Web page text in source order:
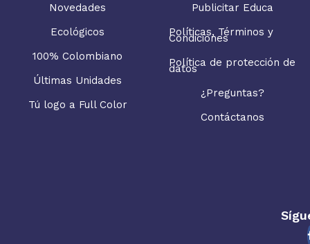
Novedades
Ecológicos
100% Colombiano
Últimas Unidades
Tú logo a Full Color
Publicitar Educa
Políticas, Términos y
Condiciones
Política de protección de
datos
¿Preguntas?
Contáctanos